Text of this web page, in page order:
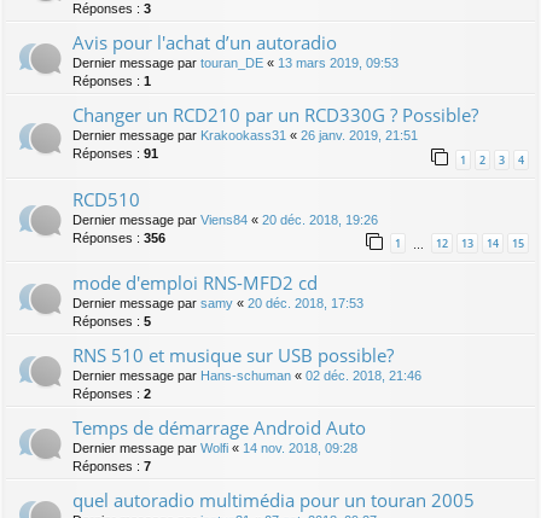
Réponses : 3
Avis pour l'achat d’un autoradio
Dernier message par touran_DE « 13 mars 2019, 09:53
Réponses : 1
Changer un RCD210 par un RCD330G ? Possible?
Dernier message par Krakookass31 « 26 janv. 2019, 21:51
Réponses : 91 1 2 3 4
RCD510
Dernier message par Viens84 « 20 déc. 2018, 19:26
Réponses : 356 1 12 13 14 15
mode d'emploi RNS-MFD2 cd
Dernier message par samy « 20 déc. 2018, 17:53
Réponses : 5
RNS 510 et musique sur USB possible?
Dernier message par Hans-schuman « 02 déc. 2018, 21:46
Réponses : 2
Temps de démarrage Android Auto
Dernier message par Wolfi « 14 nov. 2018, 09:28
Réponses : 7
quel autoradio multimédia pour un touran 2005